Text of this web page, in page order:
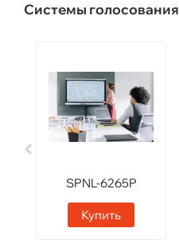
Системы голосования
SPNL-6265P
Купить